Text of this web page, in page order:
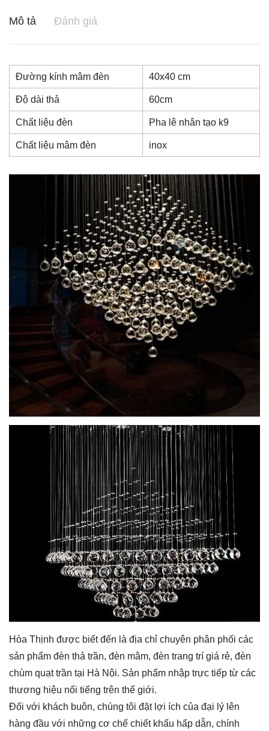
Mô tả Đánh giá
Đường kính mâm đèn 40x40 cm
Độ dài thả 60cm
Chất liệu đèn Pha lê nhân tạo k9
Chất liệu mâm đèn inox
Hòa Thịnh được biết đến là địa chỉ chuyên phân phối các
sản phẩm đèn thả trần, đèn mâm, đèn trang trí giá rẻ, đèn
chùm quạt trần tại Hà Nội. Sản phẩm nhập trực tiếp từ các
thương hiệu nổi tiếng trên thế giới.
Đối với khách buôn, chúng tôi đặt lợi ích của đại lý lên
hàng đầu với những cơ chế chiết khấu hấp dẫn, chính